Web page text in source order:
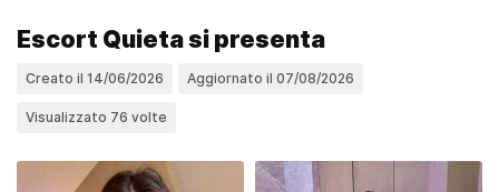
Escort Quieta si presenta
Creato il 14/06/2026 Aggiornato il 07/08/2026
Visualizzato 76 volte